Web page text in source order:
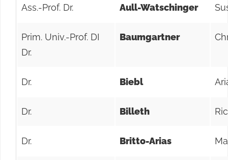
Ass.-Prof. Dr. Aull-Watschinger
Prim. Univ.-Prof. DI
Dr.
Baumgartner
Dr. Biebl
Dr. Billeth
Dr. Britto-Arias